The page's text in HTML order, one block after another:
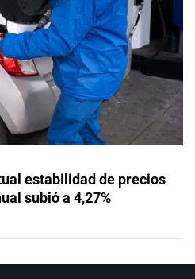
estabilidad de precios
subió a 4,27%